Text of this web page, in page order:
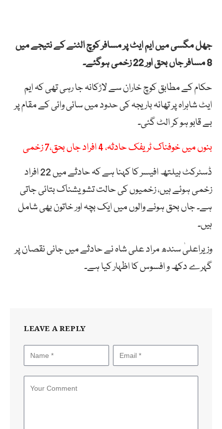
جھل مگسی میں ایم ایٹ پر مسافر کوچ الٹنے کے نتیجے میں
8 مسافر جاں بحق اور 22 زخمی ہوگئے۔
حکام کے مطابق کوچ خاران سے لاڑکانہ جا رہی تھی کہ ایم
ایٹ شاہراہ پر تھانہ باریجہ کی حدود میں سائی وائی کے مقام پر
بے قابو ہو کر الٹ گئی۔
بنوں میں خوفناک ٹریفک حادثہ، 4 افراد جاں بحق،7 زخمی
ڈسٹرکٹ ہیلتھ افیسر کا کہنا ہے کہ حادثے میں 22 افراد
زخمی ہوئے ہیں، زخمیوں کی حالت تشویشناک بتائی جاتی
ہے۔ جاں بحق ہونے والوں میں ایک بچہ اور خاتون بھی شامل
ہیں۔
وزیراعلیٰ سندھ مراد علی شاہ نے حادثے میں جانی نقصان پر
گہرے دکھ و افسوس کا اظہار کیا ہے۔
LEAVE A REPLY